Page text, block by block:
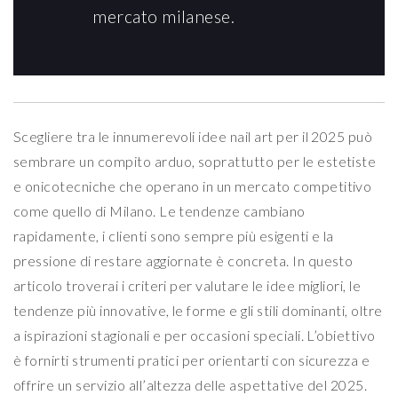
mercato milanese.
Scegliere tra le innumerevoli idee nail art per il 2025 può
sembrare un compito arduo, soprattutto per le estetiste
e onicotecniche che operano in un mercato competitivo
come quello di Milano. Le tendenze cambiano
rapidamente, i clienti sono sempre più esigenti e la
pressione di restare aggiornate è concreta. In questo
articolo troverai i criteri per valutare le idee migliori, le
tendenze più innovative, le forme e gli stili dominanti, oltre
a ispirazioni stagionali e per occasioni speciali. L’obiettivo
è fornirti strumenti pratici per orientarti con sicurezza e
offrire un servizio all’altezza delle aspettative del 2025.